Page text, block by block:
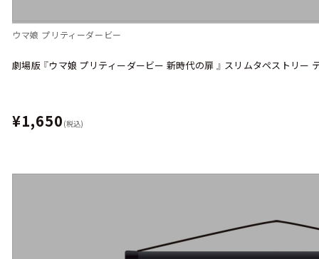
ウマ娘 プリティーダービー
劇場版 『ウマ娘 プリティーダービー 新時代の扉 』 スリムタペストリー
¥1,650 (税込)